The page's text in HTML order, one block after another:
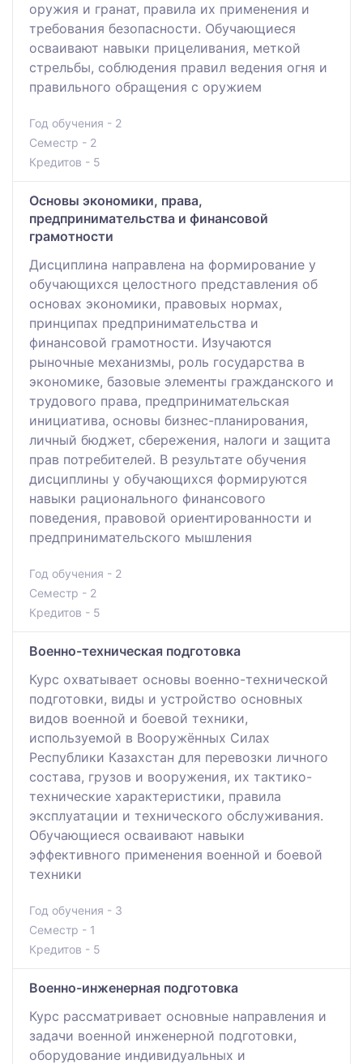
оружия и гранат, правила их применения и
требования безопасности. Обучающиеся
осваивают навыки прицеливания, меткой
стрельбы, соблюдения правил ведения огня и
правильного обращения с оружием
Год обучения - 2
Семестр - 2
Кредитов - 5
Основы экономики, права,
предпринимательства и финансовой
грамотности
Дисциплина направлена на формирование у
обучающихся целостного представления об
основах экономики, правовых нормах,
принципах предпринимательства и
финансовой грамотности. Изучаются
рыночные механизмы, роль государства в
экономике, базовые элементы гражданского и
трудового права, предпринимательская
инициатива, основы бизнес-планирования,
личный бюджет, сбережения, налоги и защита
прав потребителей. В результате обучения
дисциплины у обучающихся формируются
навыки рационального финансового
поведения, правовой ориентированности и
предпринимательского мышления
Год обучения - 2
Семестр - 2
Кредитов - 5
Военно-техническая подготовка
Курс охватывает основы военно-технической
подготовки, виды и устройство основных
видов военной и боевой техники,
используемой в Вооружённых Силах
Республики Казахстан для перевозки личного
состава, грузов и вооружения, их тактико-
технические характеристики, правила
эксплуатации и технического обслуживания.
Обучающиеся осваивают навыки
эффективного применения военной и боевой
техники
Год обучения - 3
Семестр - 1
Кредитов - 5
Военно-инженерная подготовка
Курс рассматривает основные направления и
задачи военной инженерной подготовки,
оборудование индивидуальных и